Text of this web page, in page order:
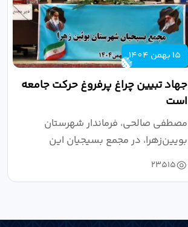
15 بهمن 1404
جهاد تبیین چراغ پرفروغ حرکت جامعه
است
مصطفی صالحی، فرماندار شهرستان
بویین‌زهرا، در مجمع بسیجیان این
شهرستان با...
23515